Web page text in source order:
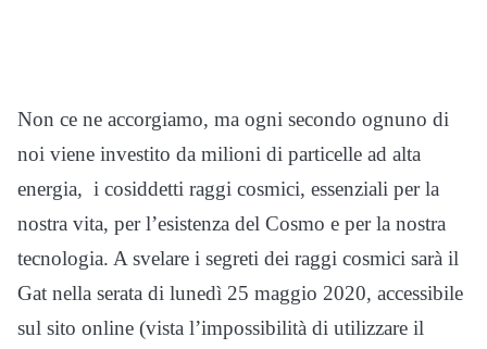
Non ce ne accorgiamo, ma ogni secondo ognuno di
noi viene investito da milioni di particelle ad alta
energia, i cosiddetti raggi cosmici, essenziali per la
nostra vita, per l’esistenza del Cosmo e per la nostra
tecnologia. A svelare i segreti dei raggi cosmici sarà il
Gat nella serata di lunedì 25 maggio 2020, accessibile
sul sito online (vista l’impossibilità di utilizzare il